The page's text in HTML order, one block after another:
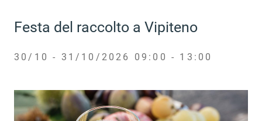
Festa del raccolto a Vipiteno
30/10 - 31/10/2026 09:00 - 13:00